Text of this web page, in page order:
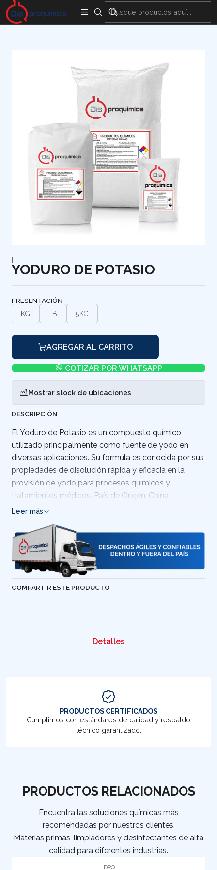
Inicio
|
YODURO DE POTASIO
PRESENTACIÓN
KG LB 5KG
AGREGAR AL CARRITO
COTIZAR POR WHATSAPP
Mostrar stock de ubicaciones
DESCRIPCIÓN
El Yoduro de Potasio es un compuesto químico
utilizado principalmente como fuente de yodo en
diversas aplicaciones. Su fórmula es conocida por sus
propiedades de disolución rápida y eficacia en la
provisión de yodo para procesos químicos y
tratamientos médicos. País de Origen: China
Leer más
COMPARTIR ESTE PRODUCTO
Detalles
PRODUCTOS CERTIFICADOS
Cumplimos con estándares de calidad y respaldo
técnico garantizado.
PRODUCTOS RELACIONADOS
Encuentra las soluciones químicas más
recomendadas por nuestros clientes.
Materias primas, limpiadores y desinfectantes de alta
calidad para diferentes industrias.
DPQ